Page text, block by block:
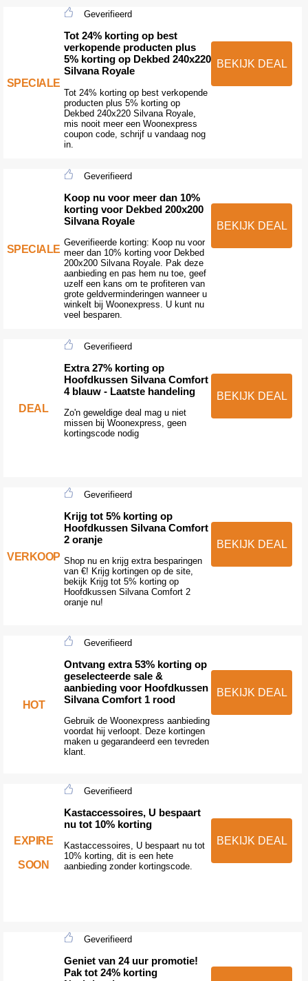
SPECIALE
Geverifieerd
Tot 24% korting op best
verkopende producten plus
5% korting op Dekbed 240x220
Silvana Royale
Tot 24% korting op best verkopende
producten plus 5% korting op
Dekbed 240x220 Silvana Royale,
mis nooit meer een Woonexpress
coupon code, schrijf u vandaag nog
in.
BEKIJK DEAL
SPECIALE
Geverifieerd
Koop nu voor meer dan 10%
korting voor Dekbed 200x200
Silvana Royale
Geverifieerde korting: Koop nu voor
meer dan 10% korting voor Dekbed
200x200 Silvana Royale. Pak deze
aanbieding en pas hem nu toe, geef
uzelf een kans om te profiteren van
grote geldverminderingen wanneer u
winkelt bij Woonexpress. U kunt nu
veel besparen.
BEKIJK DEAL
DEAL
Geverifieerd
Extra 27% korting op
Hoofdkussen Silvana Comfort
4 blauw - Laatste handeling
Zo'n geweldige deal mag u niet
missen bij Woonexpress, geen
kortingscode nodig
BEKIJK DEAL
VERKOOP
Geverifieerd
Krijg tot 5% korting op
Hoofdkussen Silvana Comfort
2 oranje
Shop nu en krijg extra besparingen
van €! Krijg kortingen op de site,
bekijk Krijg tot 5% korting op
Hoofdkussen Silvana Comfort 2
oranje nu!
BEKIJK DEAL
HOT
Geverifieerd
Ontvang extra 53% korting op
geselecteerde sale &
aanbieding voor Hoofdkussen
Silvana Comfort 1 rood
Gebruik de Woonexpress aanbieding
voordat hij verloopt. Deze kortingen
maken u gegarandeerd een tevreden
klant.
BEKIJK DEAL
EXPIRE
SOON
Geverifieerd
Kastaccessoires, U bespaart
nu tot 10% korting
Kastaccessoires, U bespaart nu tot
10% korting, dit is een hete
aanbieding zonder kortingscode.
BEKIJK DEAL
Geverifieerd
Geniet van 24 uur promotie!
Pak tot 24% korting